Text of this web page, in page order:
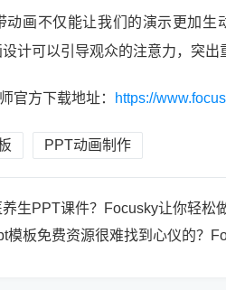
动画不仅能让我们的演示更加
计可以引导观众的注意力，突出
官方下载地址： https://
PPT动画制作
生PPT课件？Focusky让你轻松
模板免费资源很难找到心仪的？